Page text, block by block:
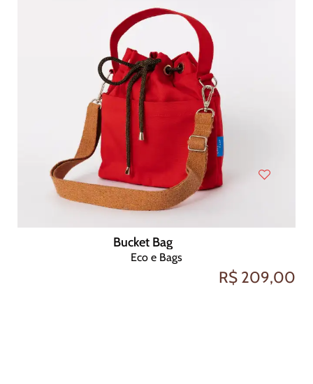
Bucket Bag
Eco e Bags
R$ 209,00